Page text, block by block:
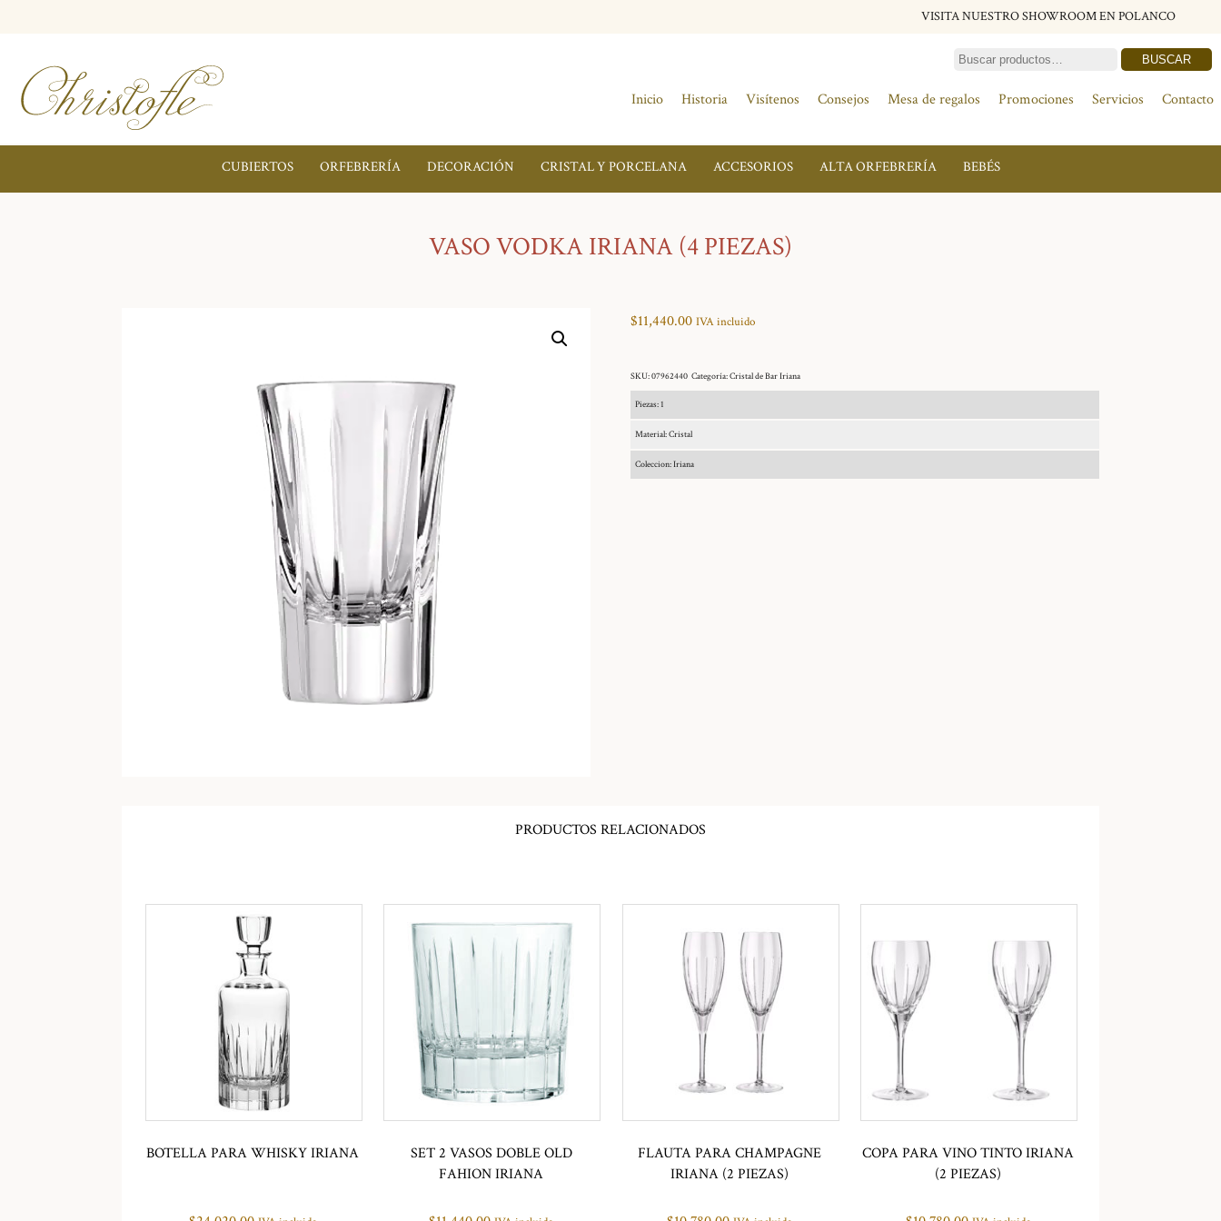
VISITA NUESTRO SHOWROOM EN POLANCO
BUSCAR
Inicio Historia Visítenos Consejos Mesa de regalos Promociones Servicios Contacto
CUBIERTOS ORFEBRERÍA DECORACIÓN CRISTAL Y PORCELANA ACCESORIOS ALTA ORFEBRERÍA BEBÉS
VASO VODKA IRIANA (4 PIEZAS)
$11,440.00 IVA incluido
SKU:07962440 Categoría:Cristal de Bar Iriana
Piezas: 1
Material: Cristal
Coleccion: Iriana
PRODUCTOS RELACIONADOS
BOTELLA PARA WHISKY IRIANA
SET 2 VASOS DOBLE OLD
FAHION IRIANA
FLAUTA PARA CHAMPAGNE
IRIANA (2 PIEZAS)
COPA PARA VINO TINTO IRIANA
(2 PIEZAS)